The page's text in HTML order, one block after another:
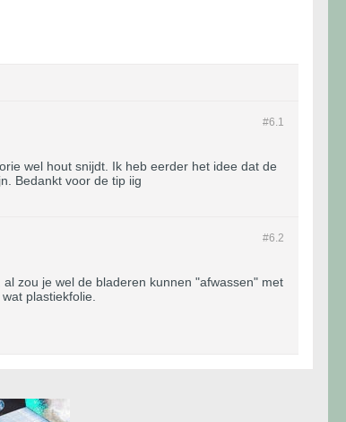
#6.1
wel hout snijdt. Ik heb eerder het idee dat de
Bedankt voor de tip iig
#6.2
zou je wel de bladeren kunnen "afwassen" met
plastiekfolie.